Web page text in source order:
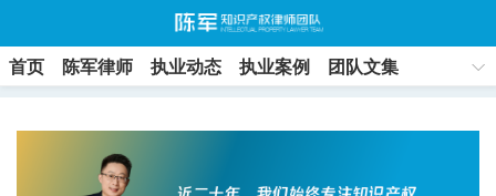
首页 陈军律师 执业动态 执业案例
团队文集